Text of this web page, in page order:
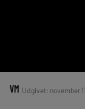
VM Udgivet: november